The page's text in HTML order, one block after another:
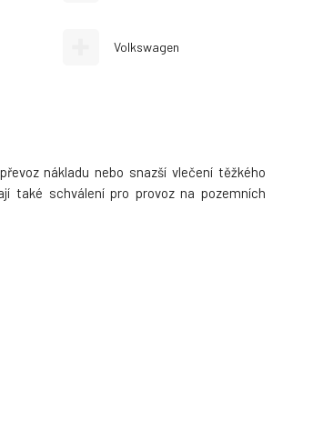
Volkswagen
nákladu nebo snazší vlečení těžkého
také schválení pro provoz na pozemních